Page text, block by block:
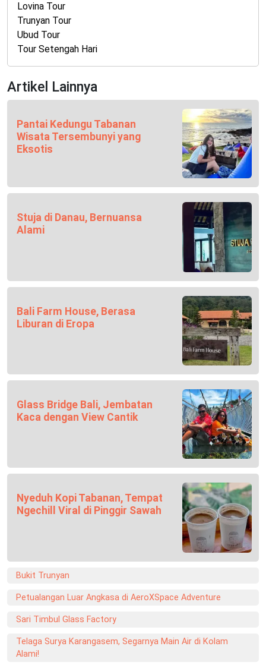
Lovina Tour
Trunyan Tour
Ubud Tour
Tour Setengah Hari
Artikel Lainnya
Pantai Kedungu Tabanan
Wisata Tersembunyi yang
Eksotis
Stuja di Danau, Bernuansa
Alami
Bali Farm House, Berasa
Liburan di Eropa
Glass Bridge Bali, Jembatan
Kaca dengan View Cantik
Nyeduh Kopi Tabanan, Tempat
Ngechill Viral di Pinggir Sawah
Bukit Trunyan
Petualangan Luar Angkasa di AeroXSpace Adventure
Sari Timbul Glass Factory
Telaga Surya Karangasem, Segarnya Main Air di Kolam
Alami!